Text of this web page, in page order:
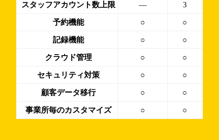
スタッフアカウント数上限 ― 3
予約機能 ○ ○
記録機能 ○ ○
クラウド管理 ○ ○
セキュリティ対策 ○ ○
顧客データ移行 ○ ○
事業所毎のカスタマイズ ○ ○